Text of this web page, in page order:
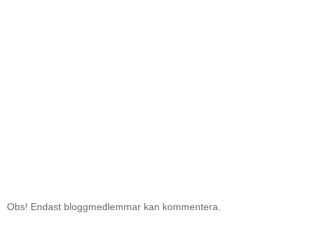
Obs! Endast bloggmedlemmar kan kommentera.